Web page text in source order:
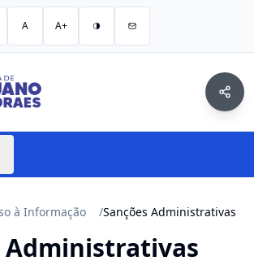
A A+
à Informação /Sanções Administrativas
Administrativas